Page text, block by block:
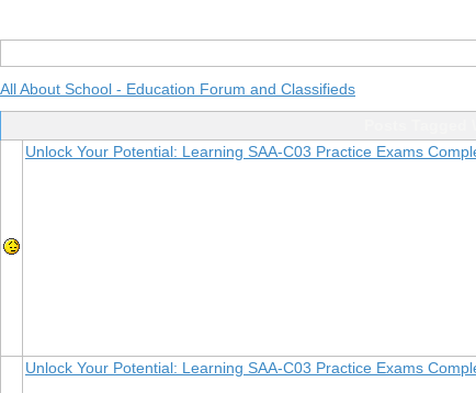
All About School - Education Forum and Classifieds
Unlock Your Potential: Learning SAA-C03 Practice Exams
Unlock Your Potential: Learning SAA-C03 Practice Exams